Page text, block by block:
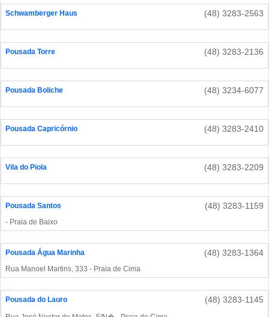
Schwamberger Haus (48) 3283-2563
Pousada Torre (48) 3283-2136
Pousada Boliche (48) 3234-6077
Pousada Capricórnio (48) 3283-2410
Vila do Piola (48) 3283-2209
Pousada Santos (48) 3283-1159
- Praia de Baixo
Pousada Água Marinha (48) 3283-1364
Rua Manoel Martins, 333 - Praia de Cima
Pousada do Lauro (48) 3283-1145